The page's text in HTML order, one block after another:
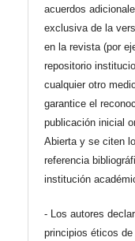
acuerdos
exclusiva de la
en la revista (por
repositorio
cualquier otro
garantice el
publicación inicial
Abierta y se citen
referencia
institución
- Los autores
principios éticos